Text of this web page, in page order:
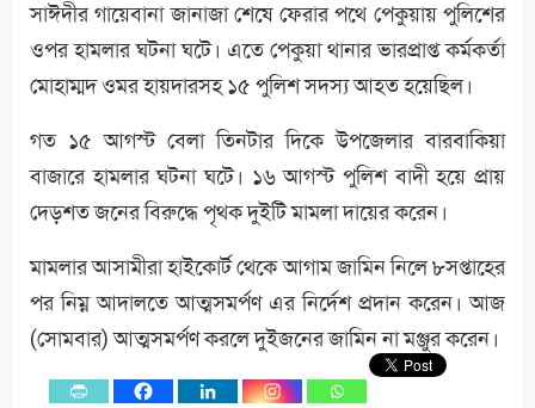
সাঈদীর গায়েবানা জানাজা শেষে ফেরার পথে পেকুয়ায় পুলিশের
ওপর হামলার ঘটনা ঘটে। এতে পেকুয়া থানার ভারপ্রাপ্ত কর্মকর্তা
মোহাম্মদ ওমর হায়দারসহ ১৫ পুলিশ সদস্য আহত হয়েছিল।
গত ১৫ আগস্ট বেলা তিনটার দিকে উপজেলার বারবাকিয়া
বাজারে হামলার ঘটনা ঘটে। ১৬ আগস্ট পুলিশ বাদী হয়ে প্রায়
দেড়শত জনের বিরুদ্ধে পৃথক দুইটি মামলা দায়ের করেন।
মামলার আসামীরা হাইকোর্ট থেকে আগাম জামিন নিলে ৮সপ্তাহের
পর নিম্ন আদালতে আত্মসমর্পণ এর নির্দেশ প্রদান করেন। আজ
(সোমবার) আত্মসমর্পণ করলে দুইজনের জামিন না মঞ্জুর করেন।